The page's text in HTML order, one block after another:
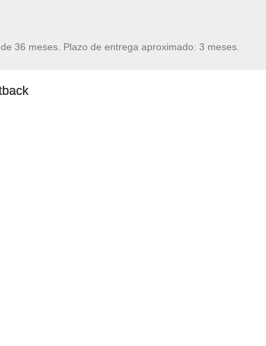
36 meses. Plazo de entrega aproximado: 3 meses.